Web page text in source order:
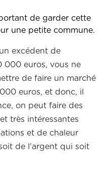
de garder cette
une petite commune.
excédent de
000 euros, vous ne
de faire un marché
euros, et donc, il
on peut faire des
très intéressantes
et de chaleur
de l'argent qui soit